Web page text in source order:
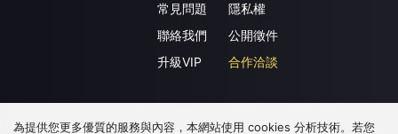
常見問題
聯絡我們
升級VIP
隱私權
公開徵件
合作洽談
下載 APP
為提供您更多優質的服務與內容，本網站使用 cookies 分析技術。若您